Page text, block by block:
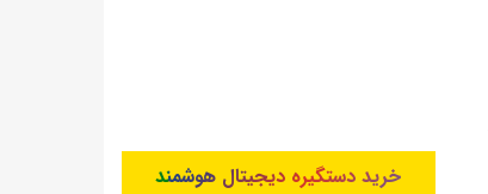
خرید دستگیره دیجیتال هوشمند